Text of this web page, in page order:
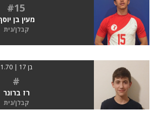
#15
מעין בן
קבלן/נית
בן 17 | 1.70
#
רז ברונר
קבלן/נית